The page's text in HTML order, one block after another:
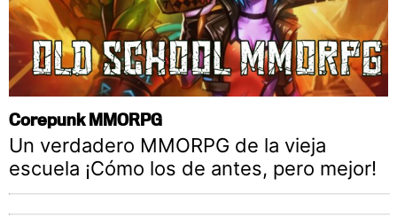
Corepunk MMORPG
Un verdadero MMORPG de la vieja
escuela ¡Cómo los de antes, pero mejor!